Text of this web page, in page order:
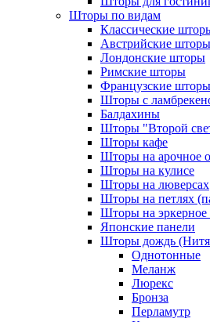
Шторы по видам
Классические
Австрийские шторы
Лондонские шторы
Римские шторы
Французские шторы
Шторы с
Балдахины
Шторы "Второй
Шторы кафе
Шторы на арочное
Шторы на кулисе
Шторы на люверсах
Шторы на петлях
Шторы на эркерное
Японские панели
Шторы дождь
Однотонные
Меланж
Люрекс
Бронза
Перламутр